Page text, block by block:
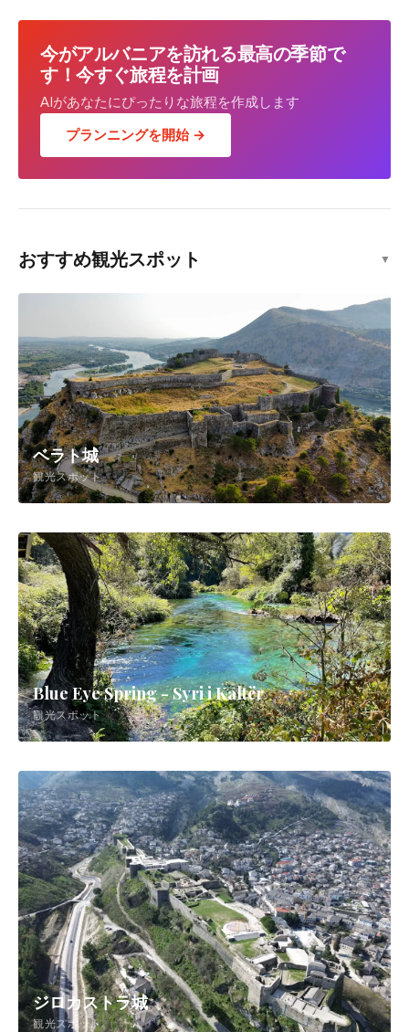
今がアルバニアを訪れる最高の季節で
す！今すぐ旅程を計画
AIがあなたにぴったりな旅程を作成します
プランニングを開始 →
おすすめ観光スポット ▼
ベラト城
観光スポット
Blue Eye Spring - Syri i Kaltër
観光スポット
ジロカストラ城
観光スポット